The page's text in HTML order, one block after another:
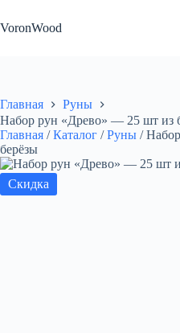
к
сути
VoronWood
Главная
Руны
Набор рун «Древо» — 25 шт из
Главная / Каталог / Руны /
берёзы
Скидка